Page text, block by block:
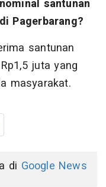
santunan
Pagerbarang?
santunan
juta yang
masyarakat.
di Google News